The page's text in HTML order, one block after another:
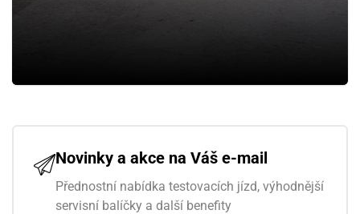
Novinky a akce na Váš e-mail
Přednostní nabídka testovacích jízd, výhodnější
servisní balíčky a další benefity